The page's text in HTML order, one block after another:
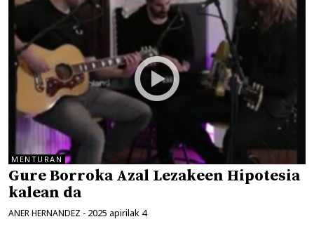
MENTURAN
Gure Borroka Azal Lezakeen Hipotesia
kalean da
ANER HERNANDEZ - 2025 apirilak 4